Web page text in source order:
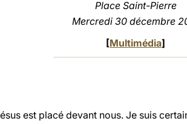
Place Saint-Pierre
Mercredi 30 décembre
[Multimédia]
est placé devant nous. Je suis